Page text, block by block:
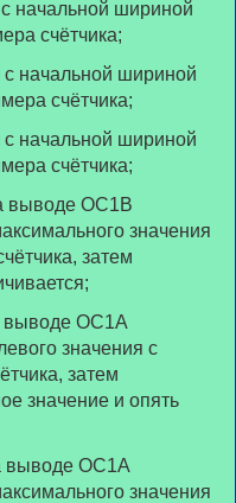
счётчика;
счётчика;
счётчика;
значения
затем
значения с
затем
значение и опять
значения